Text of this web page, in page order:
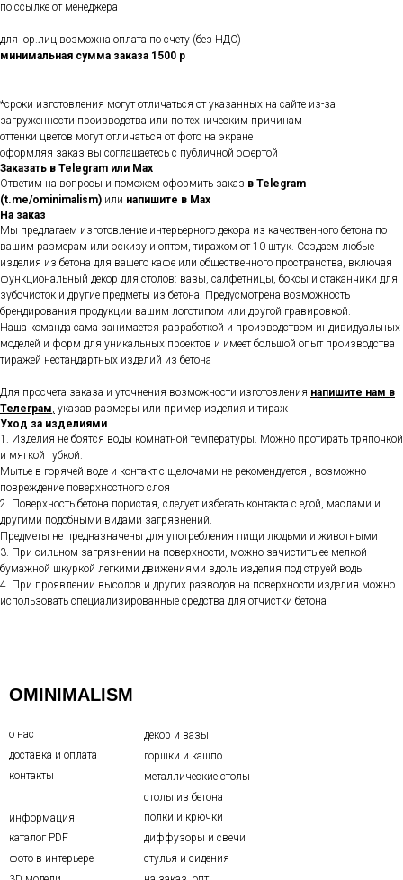
по ссылке от менеджера
для юр.лиц возможна оплата по счету (без НДС)
минимальная сумма заказа 1500 р
*сроки изготовления могут отличаться от указанных на сайте из-за
загруженности производства или по техническим причинам
оттенки цветов могут отличаться от фото на экране
оформляя заказ вы соглашаетесь с публичной офертой
Заказать в Telegram или Max
Ответим на вопросы и поможем оформить заказ в Telegram
(t.me/ominimalism) или напишите в Max
На заказ
Мы предлагаем изготовление интерьерного декора из качественного бетона по
вашим размерам или эскизу и оптом, тиражом от 10 штук. Создаем любые
изделия из бетона для вашего кафе или общественного пространства, включая
функциональный декор для столов: вазы, салфетницы, боксы и стаканчики для
зубочисток и другие предметы из бетона. Предусмотрена возможность
брендирования продукции вашим логотипом или другой гравировкой.
Наша команда сама занимается разработкой и производством индивидуальных
моделей и форм для уникальных проектов и имеет большой опыт производства
тиражей нестандартных изделий из бетона
Для просчета заказа и уточнения возможности изготовления напишите нам в
Телеграм, указав размеры или пример изделия и тираж
Уход за изделиями
1. Изделия не боятся воды комнатной температуры. Можно протирать тряпочкой
и мягкой губкой.
Мытье в горячей воде и контакт с щелочами не рекомендуется , возможно
повреждение поверхностного слоя
2. Поверхность бетона пористая, следует избегать контакта с едой, маслами и
другими подобными видами загрязнений.
Предметы не предназначены для употребления пищи людьми и животными
3. При сильном загрязнении на поверхности, можно зачистить ее мелкой
бумажной шкуркой легкими движениями вдоль изделия под струей воды
4. При проявлении высолов и других разводов на поверхности изделия можно
использовать специализированные средства для отчистки бетона
OMINIMALISM
декор и вазы
полки и крючки
о нас
каталог PDF
горшки и кашпо
диффузоры и свечи
доставка и оплата
металлические столы
стулья и сидения
контакты
фото в интерьере
столы из бетона
информация